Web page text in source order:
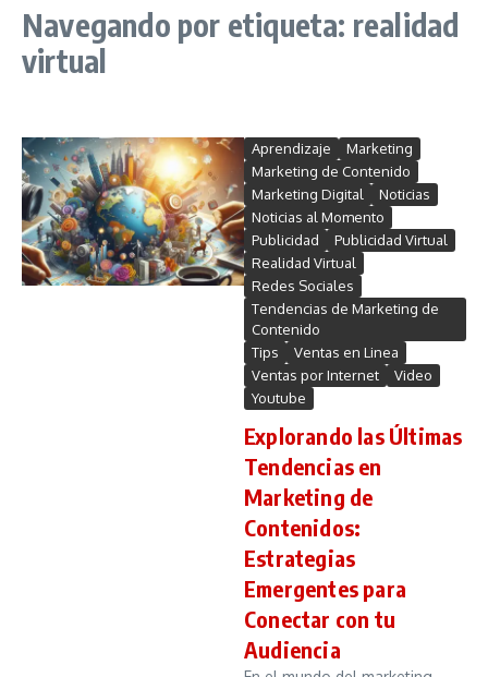
Navegando por etiqueta: realidad
virtual
Aprendizaje
Marketing
Marketing de Contenido
Marketing Digital
Noticias
Noticias al Momento
Publicidad
Publicidad Virtual
Realidad Virtual
Redes Sociales
Tendencias de Marketing de
Contenido
Tips
Ventas en Linea
Ventas por Internet
Video
Youtube
Explorando las Últimas
Tendencias en
Marketing de
Contenidos:
Estrategias
Emergentes para
Conectar con tu
Audiencia